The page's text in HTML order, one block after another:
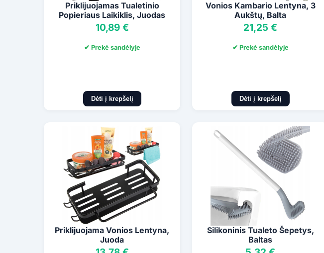
Priklijuojamas Tualetinio
Popieriaus Laikiklis, Juodas
10,89 €
✔ Prekė sandėlyje
Dėti į krepšelį
Vonios Kambario Lentyna, 3
Aukštų, Balta
21,25 €
✔ Prekė sandėlyje
Dėti į krepšelį
Priklijuojama Vonios Lentyna,
Juoda
Silikoninis Tualeto Šepetys,
Baltas